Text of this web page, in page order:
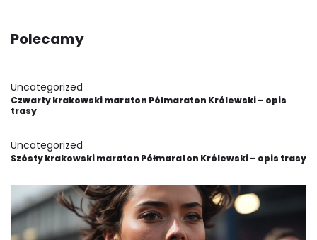
Polecamy
Uncategorized
Czwarty krakowski maraton Półmaraton Królewski – opis
trasy
Uncategorized
Szósty krakowski maraton Półmaraton Królewski – opis trasy